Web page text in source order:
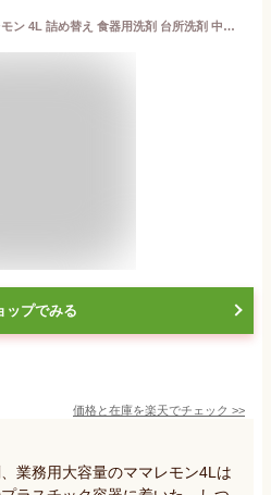
【業務用 大容量】 ママレモン 4L 詰め替え 食器用洗剤 台所洗剤 中性洗剤 油汚れ 野菜用洗剤
ップでみる
価格と在庫を楽天でチェック >>
業務用大容量のママレモン4Lは